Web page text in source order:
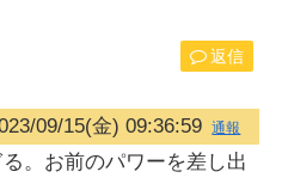
返信
09/15(金) 09:36:59 通報
。お前のパワーを差し出